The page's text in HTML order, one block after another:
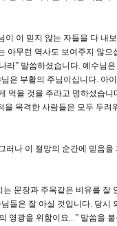
이 믿지 않는 자들을 다 내
무런 역사도 보여주지 않으
라” 말씀하셨습니다. 예수님
은 부활의 주님이십니다. 아
먹을 것을 주라고 명하셨습니
목격한 사람들은 모두 두려
러나 이 절망의 순간에 믿음을
문장과 주옥같은 비유를 잘
들은 잘 아실 것입니다. 당시
영광을 위함이요...” 말씀을